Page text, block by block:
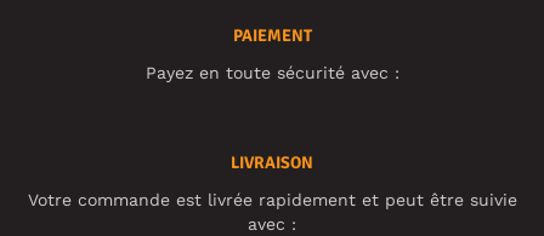
PAIEMENT
Payez en toute sécurité avec :
LIVRAISON
Votre commande est livrée rapidement et peut être suivie
avec :